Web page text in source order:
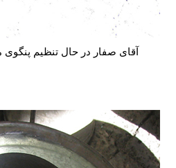
آقای صفار در حال تنظیم پنگوی